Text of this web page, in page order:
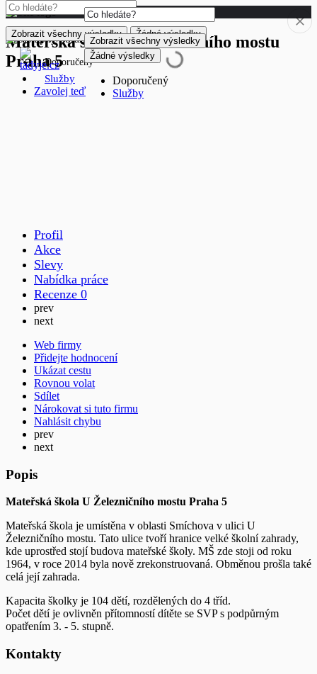
Zobrazit všechny výsledky
Žádné výsledky
Doporučený
Služby
Mateřská škola U Železničního mostu
Praha 5
Zavolej teď
Profil
Akce
Slevy
Nabídka práce
Recenze 0
prev
next
Web firmy
Přidejte hodnocení
Ukázat cestu
Rovnou volat
Sdílet
Nárokovat si tuto firmu
Nahlásit chybu
prev
next
Popis
Mateřská škola U Železničního mostu Praha 5
Mateřská škola je umístěna v oblasti Smíchova v ulici U
Železničního mostu. Tato ulice tvoří hranice velké školní zahrady,
kde uprostřed stojí budova mateřské školy. MŠ zde stoji od roku
1964, v roce 2014 byla nově zrekonstruovaná. Obměnou prošla také
celá její zahrada.
Kapacita školky je 104 dětí, rozdělených do 4 tříd.
Počet dětí je ovlivněn přítomností dítěte se SVP s podpůrným
opatřením 3. - 5. stupně.
Kontakty
Zobrazit všechny výsledky Žádné výsledky
Doporučený
Služby